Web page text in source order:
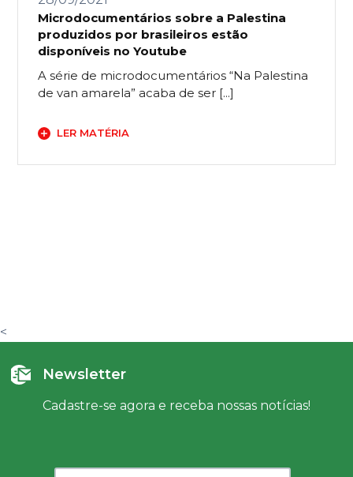
Microdocumentários sobre a Palestina
produzidos por brasileiros estão
disponíveis no Youtube
A série de microdocumentários “Na Palestina
de van amarela” acaba de ser [...]
LER MATÉRIA
<
Newsletter
Cadastre-se agora e receba nossas notícias!